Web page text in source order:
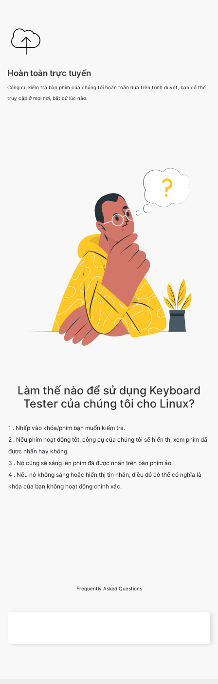
Hoàn toàn trực tuyến
Công cụ kiểm tra bàn phím của chúng tôi hoàn toàn dựa trên trình duyệt, bạn có thể
truy cập ở mọi nơi, bất cứ lúc nào.
Làm thế nào để sử dụng Keyboard
Tester của chúng tôi cho Linux?
1 . Nhấp vào khóa/phím bạn muốn kiểm tra.
2 . Nếu phím hoạt động tốt, công cụ của chúng tôi sẽ hiển thị xem phím đã
được nhấn hay không.
3 . Nó cũng sẽ sáng lên phím đã được nhấn trên bàn phím ảo.
4 . Nếu nó không sáng hoặc hiển thị tin nhắn, điều đó có thể có nghĩa là
khóa của bạn không hoạt động chính xác.
Frequently Asked Questions